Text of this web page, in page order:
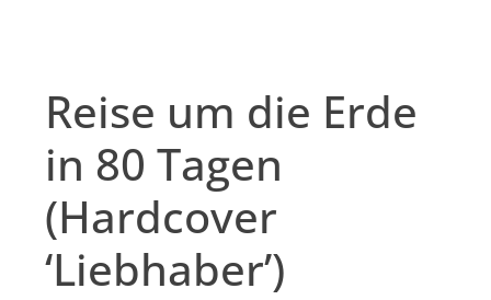
Reise um die Erde
in 80 Tagen
(Hardcover
‘Liebhaber’)